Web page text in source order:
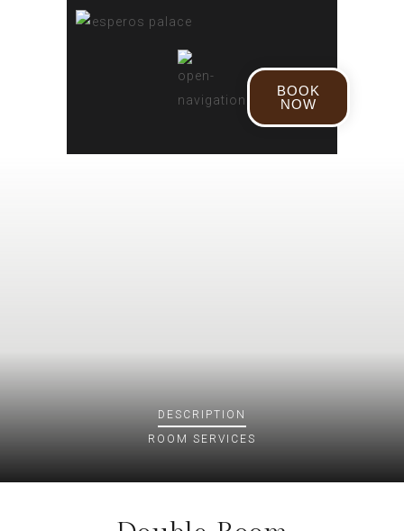
BOOK
NOW
DESCRIPTION
ROOM SERVICES